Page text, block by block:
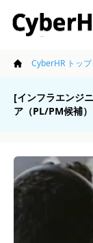
CyberHR
CyberHR トップ
[インフラエンジ
ア（PL/PM候補）